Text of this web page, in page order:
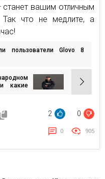
вашим отличным
что не медлите, а
пользователи Glovo 8
какие
2 0
0 905